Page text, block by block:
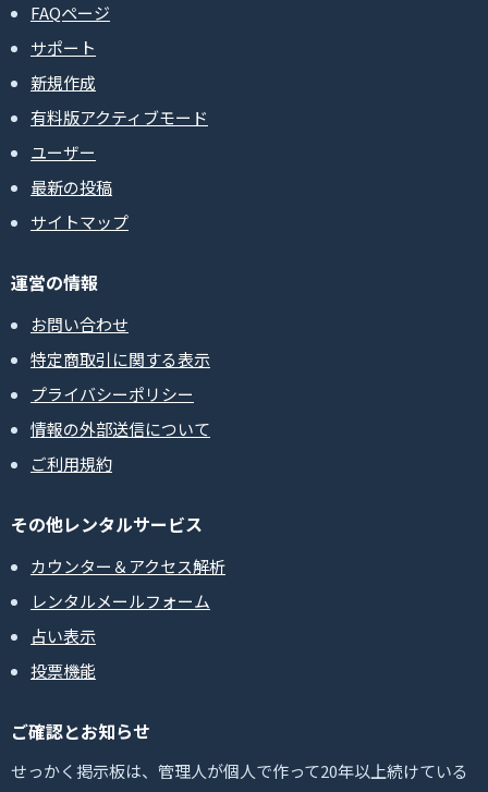
FAQページ
サポート
新規作成
有料版アクティブモード
ユーザー
最新の投稿
サイトマップ
運営の情報
お問い合わせ
特定商取引に関する表示
プライバシーポリシー
情報の外部送信について
ご利用規約
その他レンタルサービス
カウンター＆アクセス解析
レンタルメールフォーム
占い表示
投票機能
ご確認とお知らせ
せっかく掲示板は、管理人が個人で作って20年以上続けている